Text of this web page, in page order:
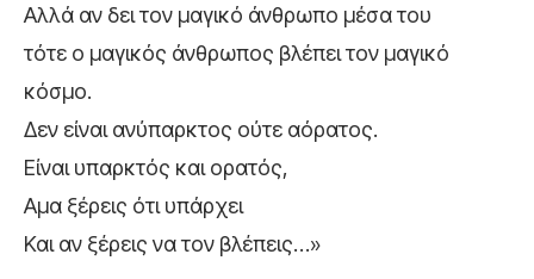
Αλλά αν δει τον μαγικό άνθρωπο μέσα του
τότε ο μαγικός άνθρωπος βλέπει τον μαγικό
κόσμο.
Δεν είναι ανύπαρκτος ούτε αόρατος.
Είναι υπαρκτός και ορατός,
Αμα ξέρεις ότι υπάρχει
Και αν ξέρεις να τον βλέπεις…»